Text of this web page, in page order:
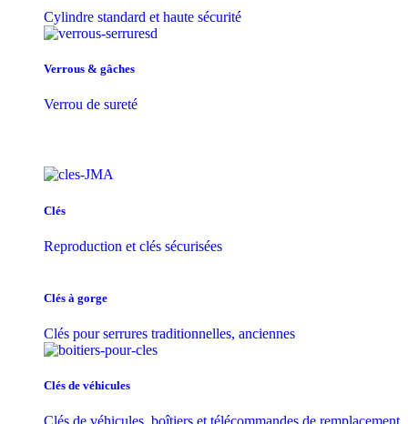
Cylindre standard et haute sécurité
Verrous & gâches
Verrou de sureté
Clés
Reproduction et clés sécurisées
Clés à gorge
Clés pour serrures traditionnelles, anciennes
Clés de véhicules